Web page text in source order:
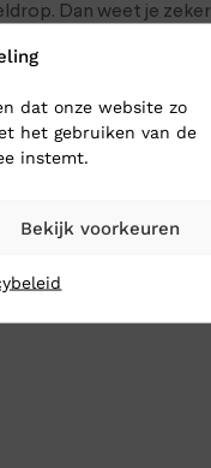
dat onze website zo
het gebruiken van de
instemt.
Bekijk voorkeuren
Dan weet je
online in onze